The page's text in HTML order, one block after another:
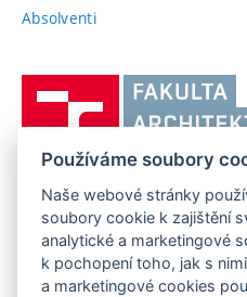
Absolventi(externí
FAKULTA ARCHITEKTURY VUT
Poříčí 273/5, 639 00 Brno
Telefon: 54114 6600
Používáme soubory
Naše webové stránky
soubory cookie k zajištění
analytické a marketingové
k pochopení toho, jak s
a marketingové cookies